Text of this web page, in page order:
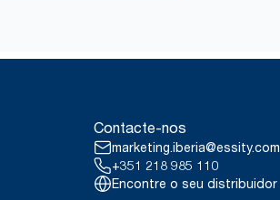
de recarga de todos os
de eletricidade
de Origem, para as nossas
de carbono foram
externa.
Contacte-nos
marketing.iberia@essity.com
+351 218 985 110
Encontre o seu distribuidor